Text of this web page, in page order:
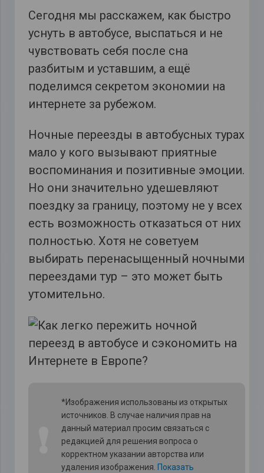
Сегодня мы расскажем, как быстро
уснуть в автобусе, выспаться и не
чувствовать себя после сна
разбитым и уставшим, а ещё
поделимся секретом экономии на
интернете за рубежом.
Ночные переезды в автобусных турах
мало у кого вызывают приятные
воспоминания и позитивные эмоции.
Но они значительно удешевляют
поездку за границу, поэтому не у всех
есть возможность отказаться от них
полностью. Хотя не советуем
выбирать перенасыщенный ночными
переездами тур – это может быть
утомительно.
*Изображения использованы из открытых
источников. В случае наличия прав на
данный материал просим связаться с
редакцией для решения вопроса о
корректном указании авторства или
удаления изображения. Показать